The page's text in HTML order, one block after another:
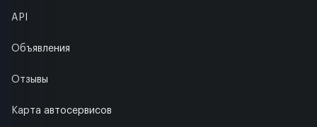
API
Объявления
Отзывы
Карта автосервисов